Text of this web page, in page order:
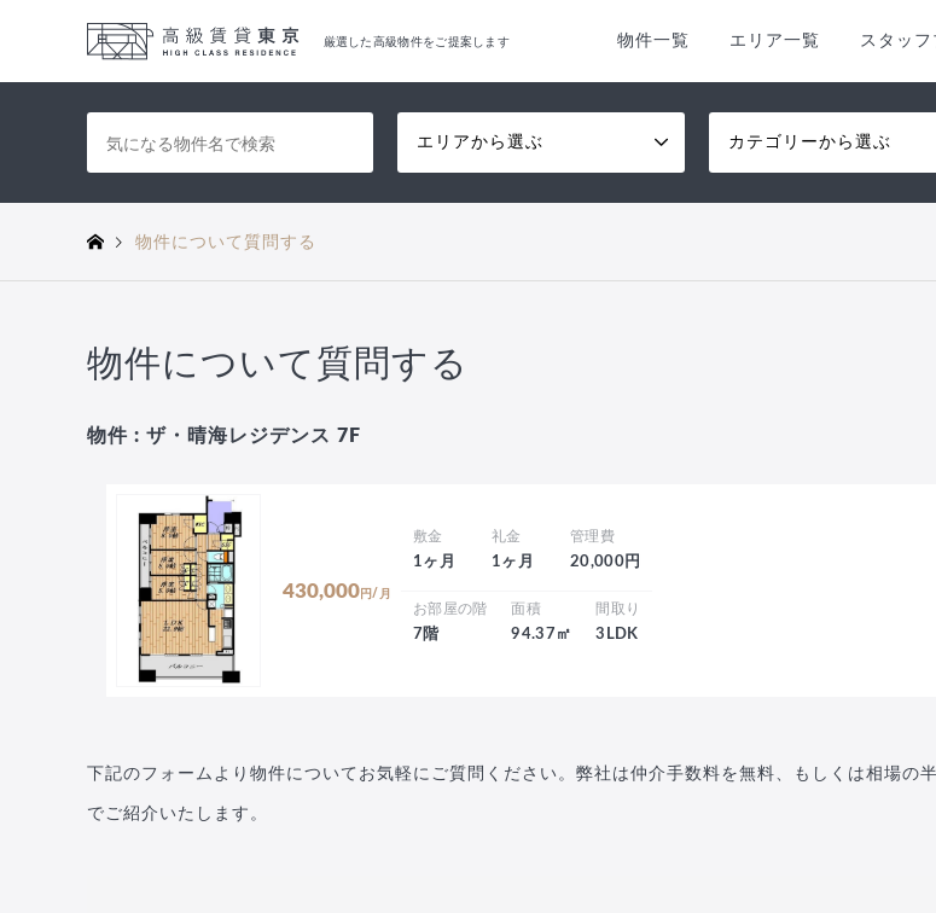
厳選した高級物件をご提案します 物件一覧 エリア一覧 スタッフ
エリアから選ぶ カテゴリーから選ぶ
物件について質問する
物件について質問する
物件 : ザ・晴海レジデンス 7F
430,000 円/月
敷金
1ヶ月
礼金
1ヶ月
管理費
20,000円
お部屋の階
7階
面積
94.37㎡
間取り
3LDK
下記のフォームより物件についてお気軽にご質問ください。弊社は仲介手数料を無料、もしくは相場の
でご紹介いたします。